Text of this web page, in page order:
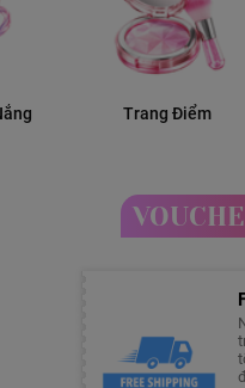
Trang Điểm